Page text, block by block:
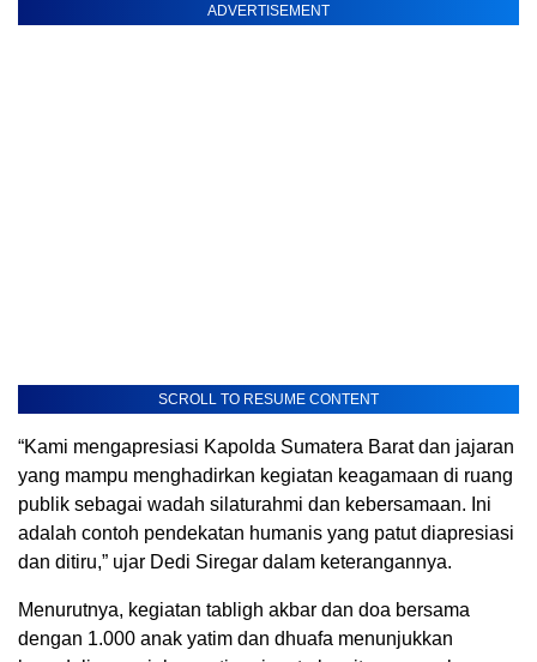
ADVERTISEMENT
SCROLL TO RESUME CONTENT
“Kami mengapresiasi Kapolda Sumatera Barat dan jajaran
yang mampu menghadirkan kegiatan keagamaan di ruang
publik sebagai wadah silaturahmi dan kebersamaan. Ini
adalah contoh pendekatan humanis yang patut diapresiasi
dan ditiru,” ujar Dedi Siregar dalam keterangannya.
Menurutnya, kegiatan tabligh akbar dan doa bersama
dengan 1.000 anak yatim dan dhuafa menunjukkan